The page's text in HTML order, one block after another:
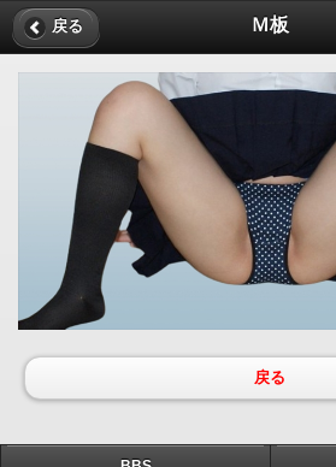
戻る Ｍ板
戻る